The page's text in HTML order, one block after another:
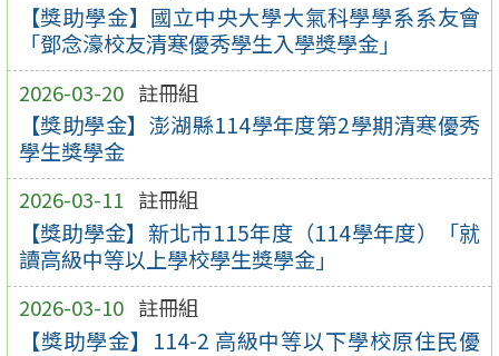
【獎助學金】國立中央大學大氣科學學系系友會
「鄧念濠校友清寒優秀學生入學獎學金」
2026-03-20 註冊組
【獎助學金】澎湖縣114學年度第2學期清寒優秀
學生獎學金
2026-03-11 註冊組
【獎助學金】新北市115年度（114學年度）「就
讀高級中等以上學校學生獎學金」
2026-03-10 註冊組
【獎助學金】114-2 高級中等以下學校原住民優